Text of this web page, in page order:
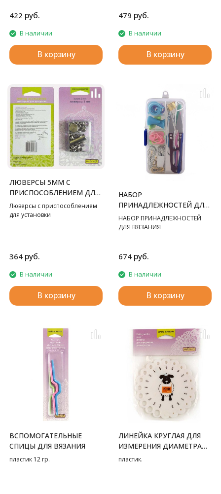
422 руб.
В наличии
В корзину
479 руб.
В наличии
В корзину
ЛЮВЕРСЫ 5ММ С
ПРИСПОСОБЛЕНИЕМ ДЛЯ
УСТАНОВКИ
Люверсы с приспособлением
для установки
364 руб.
В наличии
В корзину
НАБОР
ПРИНАДЛЕЖНОСТЕЙ ДЛЯ
ВЯЗАНИЯ
НАБОР ПРИНАДЛЕЖНОСТЕЙ
ДЛЯ ВЯЗАНИЯ
674 руб.
В наличии
В корзину
ВСПОМОГАТЕЛЬНЫЕ
СПИЦЫ ДЛЯ ВЯЗАНИЯ
пластик 12 гр.
ЛИНЕЙКА КРУГЛАЯ ДЛЯ
ИЗМЕРЕНИЯ ДИАМЕТРА
СПИЦ
пластик.